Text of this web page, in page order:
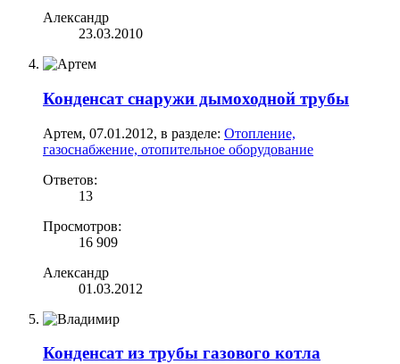
Александр
23.03.2010
Конденсат снаружи дымоходной трубы
Артем, 07.01.2012, в разделе: Отопление,
газоснабжение, отопительное оборудование
Ответов:
13
Просмотров:
16 909
Александр
01.03.2012
Конденсат из трубы газового котла